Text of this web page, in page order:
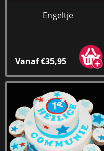
Engeltje
Vanaf €35,95